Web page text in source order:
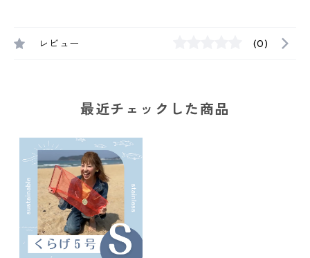
レビュー (0)
最近チェックした商品